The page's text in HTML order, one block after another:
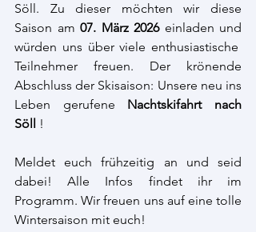
Söll. Zu dieser möchten wir diese
Saison am 07. März 2026 einladen und
würden uns über viele enthusiastische
Teilnehmer freuen. Der krönende
Abschluss der Skisaison: Unsere neu ins
Leben gerufene Nachtskifahrt nach
Söll !
Meldet euch frühzeitig an und seid
dabei! Alle Infos findet ihr im
Programm. Wir freuen uns auf eine tolle
Wintersaison mit euch!